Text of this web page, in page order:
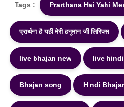
Tags : Prarthana Hai Yahi
प्रार्थना है यही मेरी हनुमान जी लिरिक्स
live bhajan new live
Bhajan song Hindi